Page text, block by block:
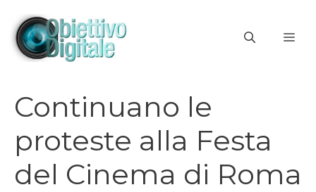
contenuto
Continuano le
proteste alla Festa
del Cinema di Roma